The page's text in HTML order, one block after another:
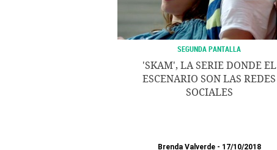
SEGUNDA PANTALLA
'SKAM', LA SERIE DONDE EL
ESCENARIO SON LAS REDES
SOCIALES
Brenda Valverde 17/10/2018